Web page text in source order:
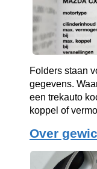
Folders staan
gegevens.
een trekauto
koppel of
Over